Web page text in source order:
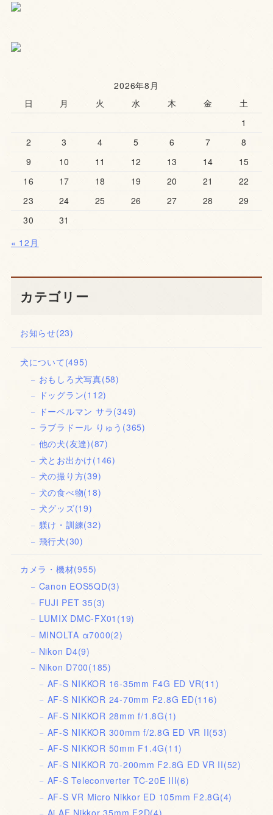
2026年8月
日
月 火 水 木 金
土
1
2
3 4 5 6 7
8
9
10 11 12 13 14
15
16
17 18 19 20 21
22
23
24 25 26 27 28
29
30
31
« 12月
カテゴリー
お知らせ(23)
犬について (495)
おもしろ犬写真(58)
ドッグラン(112)
ドーベルマン サラ(349)
ラブラドール りゅう (365)
他の犬(友達)(87)
犬とお出かけ(146)
犬の撮り方(39)
犬の食べ物(18)
犬グッズ(19)
躾け・訓練(32)
飛行犬(30)
カメラ・機材(955)
Canon EOS5QD(3)
FUJI PET 35(3)
LUMIX DMC-FX01 (19)
MINOLTA α7000(2)
Nikon D4(9)
Nikon D700(185)
AF-S NIKKOR 16-35mm F4G ED VR(11)
AF-S NIKKOR 24-70mm F2.8G ED(116)
AF-S NIKKOR 28mm f/1.8G(1)
AF-S NIKKOR 300mm f/2.8G ED VR II(53)
AF-S NIKKOR 50mm F1.4G(11)
AF-S NIKKOR 70-200mm F2.8G ED VR II(52)
AF-S Teleconverter TC-20E III(6)
AF-S VR Micro Nikkor ED 105mm F2.8G(4)